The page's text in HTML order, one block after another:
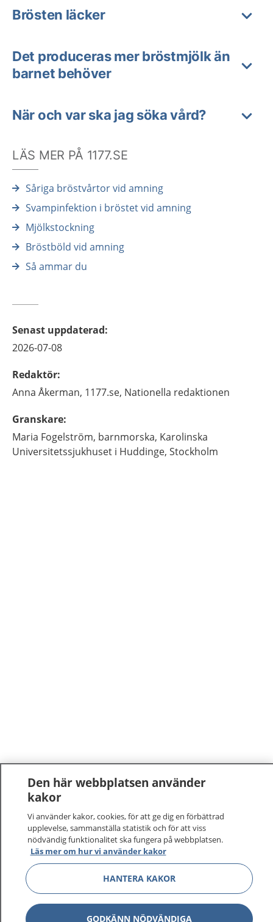
Brösten läcker
Det produceras mer bröstmjölk än
barnet behöver
När och var ska jag söka vård?
LÄS MER PÅ 1177.SE
Såriga bröstvårtor vid amning
Svampinfektion i bröstet vid amning
Mjölkstockning
Bröstböld vid amning
Så ammar du
Senast uppdaterad:
2026-07-08
Redaktör:
Anna Åkerman, 1177.se, Nationella redaktionen
Granskare:
Maria Fogelström, barnmorska, Karolinska
Universitetssjukhuset i Huddinge, Stockholm
1177 –tryggt om din hälsa och vård
På 1177.se får du råd om hälsa och information om
sjukdomar och vilka mottagningar du kan kontakta.
Logga in för att läsa din journal och göra dina
vårdärenden. Ring telefonnummer 1177 för
sjukvårdsrådgivning dygnet runt.
1177 ger dig råd när du vill må bättre.
Den här webbplatsen använder
kakor
Vi använder kakor, cookies, för att ge dig en förbättrad
upplevelse, sammanställa statistik och för att viss
nödvändig funktionalitet ska fungera på webbplatsen.
Läs mer om hur vi använder kakor
HANTERA KAKOR
GODKÄNN NÖDVÄNDIGA